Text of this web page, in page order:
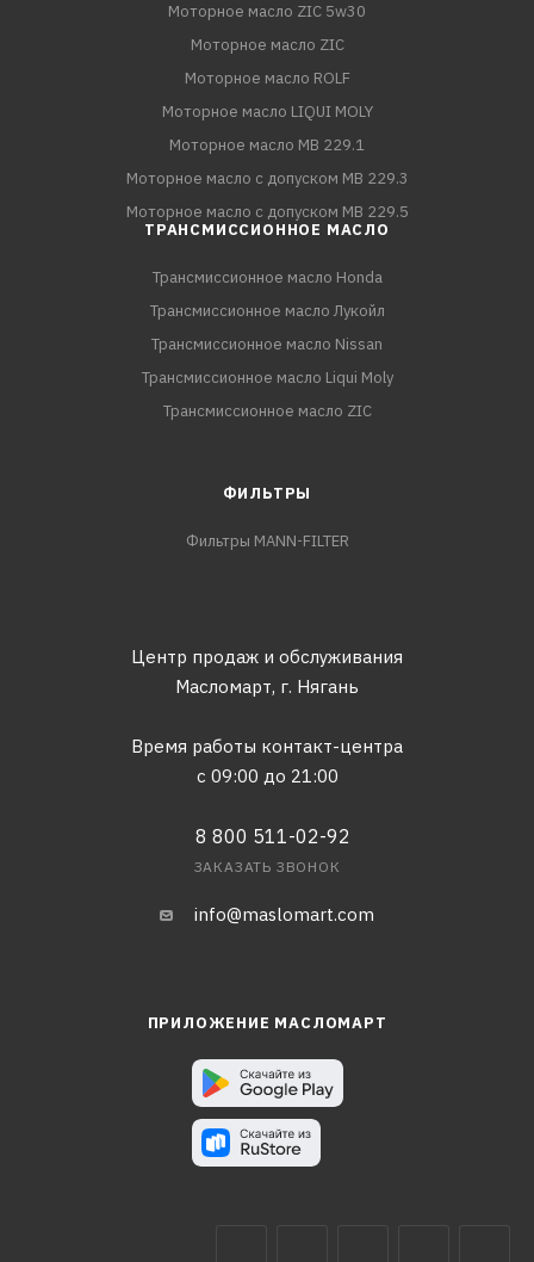
Моторное масло ZIC 5w30
Моторное масло ZIC
Моторное масло ROLF
Моторное масло LIQUI MOLY
Моторное масло MB 229.1
Моторное масло с допуском MB 229.3
Моторное масло с допуском MB 229.5
ТРАНСМИССИОННОЕ МАСЛО
Трансмиссионное масло Honda
Трансмиссионное масло Лукойл
Трансмиссионное масло Nissan
Трансмиссионное масло Liqui Moly
Трансмиссионное масло ZIC
ФИЛЬТРЫ
Фильтры MANN-FILTER
Центр продаж и обслуживания
Масломарт, г. Нягань
Время работы контакт-центра
с 09:00 до 21:00
8 800 511-02-92
ЗАКАЗАТЬ ЗВОНОК
info@maslomart.com
ПРИЛОЖЕНИЕ МАСЛОМАРТ